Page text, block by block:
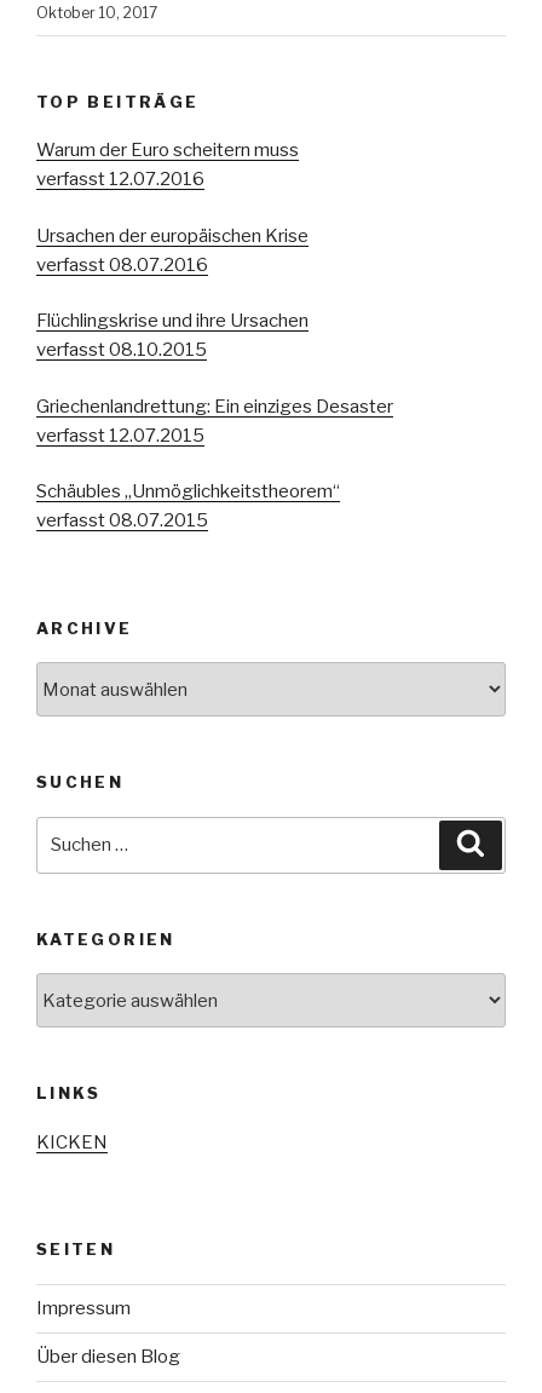
Oktober 10, 2017
TOP BEITRÄGE
Warum der Euro scheitern muss
verfasst 12.07.2016
Ursachen der europäischen Krise
verfasst 08.07.2016
Flüchlingskrise und ihre Ursachen
verfasst 08.10.2015
Griechenlandrettung: Ein einziges Desaster
verfasst 12.07.2015
Schäubles „Unmöglichkeitstheorem“
verfasst 08.07.2015
ARCHIVE
SUCHEN
KATEGORIEN
LINKS
KICKEN
SEITEN
Impressum
Über diesen Blog